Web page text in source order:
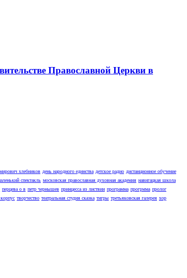
Православной Церкви в
хлебников день народного единства детское радио дистанционное обучение
спектакль московская православная духовная академия навигацкая школа
перцева о в петр чернышев принцесса из листвии программа прогрмма пролог
корпус творчество театральная студия сказка тигры третьяковская галерея хор